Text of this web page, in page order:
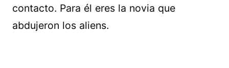
contacto. Para él eres la novia que
abdujeron los aliens.